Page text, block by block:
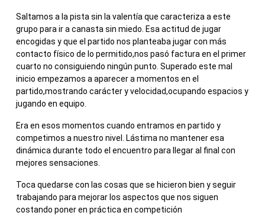
Saltamos a la pista sin la valentía que caracteriza a este
grupo para ir a canasta sin miedo. Esa actitud de jugar
encogidas y que el partido nos planteaba jugar con más
contacto físico de lo permitido,nos pasó factura en el primer
cuarto no consiguiendo ningún punto. Superado este mal
inicio empezamos a aparecer a momentos en el
partido,mostrando carácter y velocidad,ocupando espacios y
jugando en equipo.
Era en esos momentos cuando entramos en partido y
competimos a nuestro nivel. Lástima no mantener esa
dinámica durante todo el encuentro para llegar al final con
mejores sensaciones.
Toca quedarse con las cosas que se hicieron bien y seguir
trabajando para mejorar los aspectos que nos siguen
costando poner en práctica en competición